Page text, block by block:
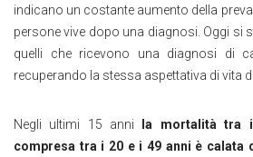
indicano un costante aumento della
persone vive dopo una diagnosi. Oggi si
quelli che ricevono una diagnosi di
recuperando la stessa aspettativa di vita
Negli ultimi 15 anni
la mortalità tra
compresa tra i 20 e i 49 anni è calata